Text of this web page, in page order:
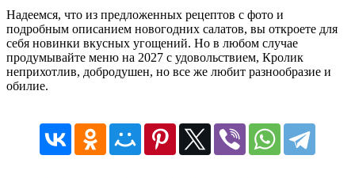
Надеемся, что из предложенных рецептов с фото и
подробным описанием новогодних салатов, вы откроете для
себя новинки вкусных угощений. Но в любом случае
продумывайте меню на 2027 с удовольствием, Кролик
неприхотлив, добродушен, но все же любит разнообразие и
обилие.